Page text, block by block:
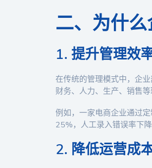
二、为什
1. 提升管理效
在传统的管理模式中，企
财务、人力、生产、销售等
例如，一家电商企业通过
25%，人工录入错误率下降
2. 降低运营成